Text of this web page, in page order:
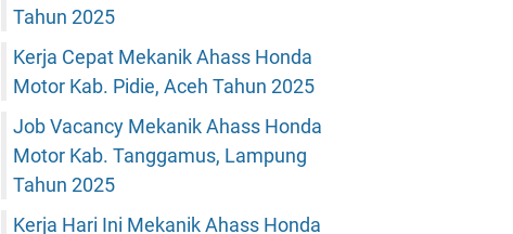
Tahun 2025
Kerja Cepat Mekanik Ahass Honda
Motor Kab. Pidie, Aceh Tahun 2025
Job Vacancy Mekanik Ahass Honda
Motor Kab. Tanggamus, Lampung
Tahun 2025
Kerja Hari Ini Mekanik Ahass Honda